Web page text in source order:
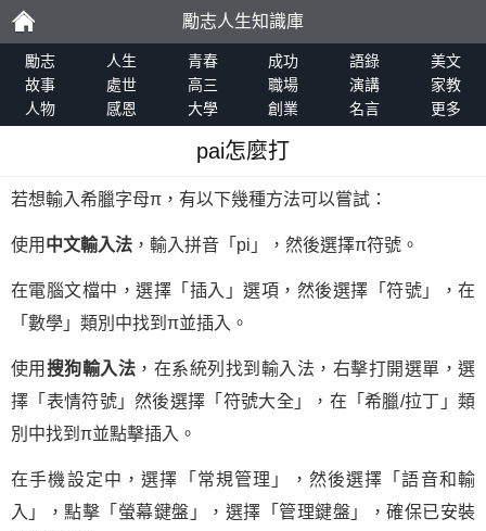
勵
志
勵志人生知識庫
勵志 人生 青春 成功 語錄
美文
故事
處世 高三 職場 演講
家教
人物
感恩 大學 創業 名言 更多
pai怎麼打
若想輸入希臘字母π，有以下幾種方法可以嘗試：
使用 中文輸入法 ，輸入拼音「pi」，然後選擇π符號。
在電腦文檔中，選擇「插入」選項，然後選擇「符號」，在
「數學」類別中找到π並插入。
使用 搜狗輸入法 ，在系統列找到輸入法，右擊打開選單，選
擇「表情符號」然後選擇「符號大全」，在「希臘/拉丁」類
別中找到π並點擊插入。
在手機設定中，選擇「常規管理」，然後選擇「語音和輸
入」，點擊「螢幕鍵盤」，選擇「管理鍵盤」，確保已安裝